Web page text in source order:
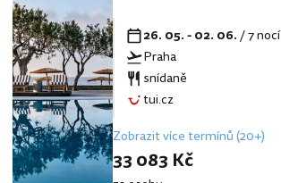
26. 05. - 02. 06./ 7 nocí
Praha
snídaně
tui.cz
Zobrazit více termínů (20+)
33 083 Kč